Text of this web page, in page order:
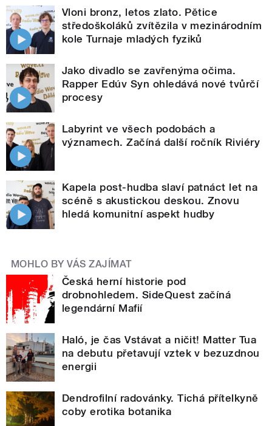
Vloni bronz, letos zlato. Pětice
středoškoláků zvítězila v mezinárodním
kole Turnaje mladých fyziků
Jako divadlo se zavřenýma očima.
Rapper Edúv Syn ohledává nové tvůrčí
procesy
Labyrint ve všech podobách a
významech. Začíná další ročník Riviéry
Kapela post-hudba slaví patnáct let na
scéně s akustickou deskou. Znovu
hledá komunitní aspekt hudby
MOHLO BY VÁS ZAJÍMAT
Česká herní historie pod
drobnohledem. SideQuest začíná
legendární Mafií
Haló, je čas Vstávat a ničit! Matter Tua
na debutu přetavují vztek v bezuzdnou
energii
Dendrofilní radovánky. Tichá přítelkyně
coby erotika botanika